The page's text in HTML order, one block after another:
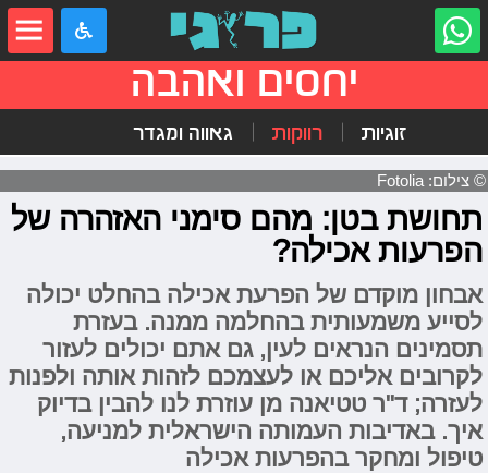
יחסים ואהבה
זוגיות רווקות גאווה ומגדר
© צילום: Fotolia
תחושת בטן: מהם סימני האזהרה של
הפרעות אכילה?
אבחון מוקדם של הפרעת אכילה בהחלט יכולה
לסייע משמעותית בהחלמה ממנה. בעזרת
תסמינים הנראים לעין, גם אתם יכולים לעזור
לקרובים אליכם או לעצמכם לזהות אותה ולפנות
לעזרה; ד"ר טטיאנה מן עוזרת לנו להבין בדיוק
איך. באדיבות העמותה הישראלית למניעה,
טיפול ומחקר בהפרעות אכילה